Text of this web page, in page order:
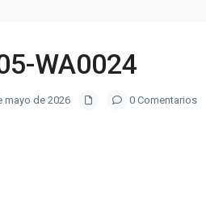
WA0024
mayo de 2026 0 Comentarios